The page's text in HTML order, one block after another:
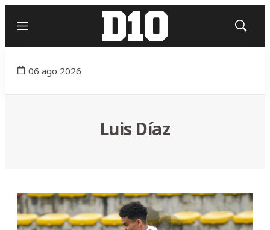
Menú
Mostrar
06 ago 2026
Luis Díaz